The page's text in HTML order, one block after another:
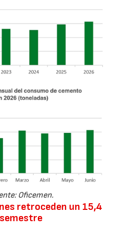
Oficemen.
retroceden un 15,4